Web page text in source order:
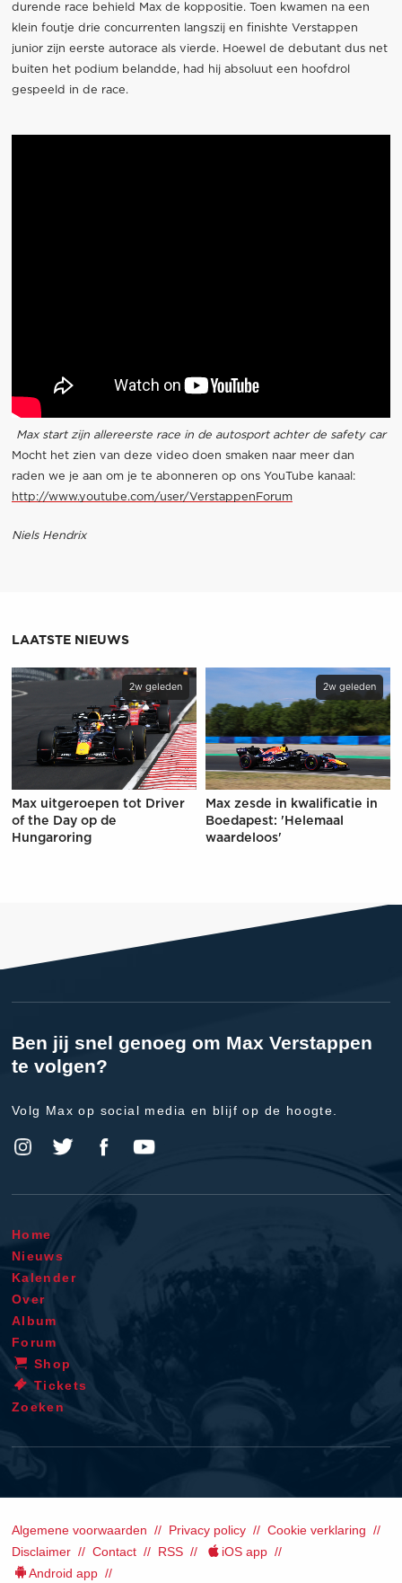
durende race behield Max de koppositie. Toen kwamen na een
klein foutje drie concurrenten langszij en finishte Verstappen
junior zijn eerste autorace als vierde. Hoewel de debutant dus net
buiten het podium belandde, had hij absoluut een hoofdrol
gespeeld in de race.
Max start zijn allereerste race in de autosport achter de safety car
Mocht het zien van deze video doen smaken naar meer dan
raden we je aan om je te abonneren op ons YouTube kanaal:
http://www.youtube.com/user/VerstappenForum
Niels Hendrix
LAATSTE NIEUWS
2w geleden
Max uitgeroepen tot Driver
of the Day op de
Hungaroring
2w geleden
Max zesde in kwalificatie in
Boedapest: 'Helemaal
waardeloos'
Ben jij snel genoeg om Max Verstappen
te volgen?
Volg Max op social media en blijf op de hoogte.
Home
Nieuws
Kalender
Over
Album
Forum
Shop
Tickets
Zoeken
Algemene voorwaarden Privacy policy
Cookie verklaring
Disclaimer
Contact RSS
iOS app
Android app